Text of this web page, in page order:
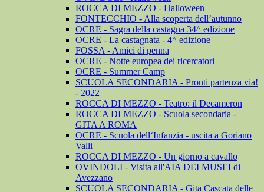
ROCCA DI MEZZO - Halloween
FONTECCHIO - Alla scoperta dell’autunno
OCRE - Sagra della castagna 34^ edizione
OCRE - La castagnata - 4^ edizione
FOSSA - Amici di penna
OCRE - Notte europea dei ricercatori
OCRE - Summer Camp
SCUOLA SECONDARIA - Pronti partenza via!
- 2022
ROCCA DI MEZZO - Teatro: il Decameron
ROCCA DI MEZZO - Scuola secondaria -
GITA A ROMA
OCRE - Scuola dell‘Infanzia - uscita a Goriano
Valli
ROCCA DI MEZZO - Un giorno a cavallo
OVINDOLI - Visita all'AIA DEI MUSEI di
Avezzano
SCUOLA SECONDARIA - Gita Cascata delle